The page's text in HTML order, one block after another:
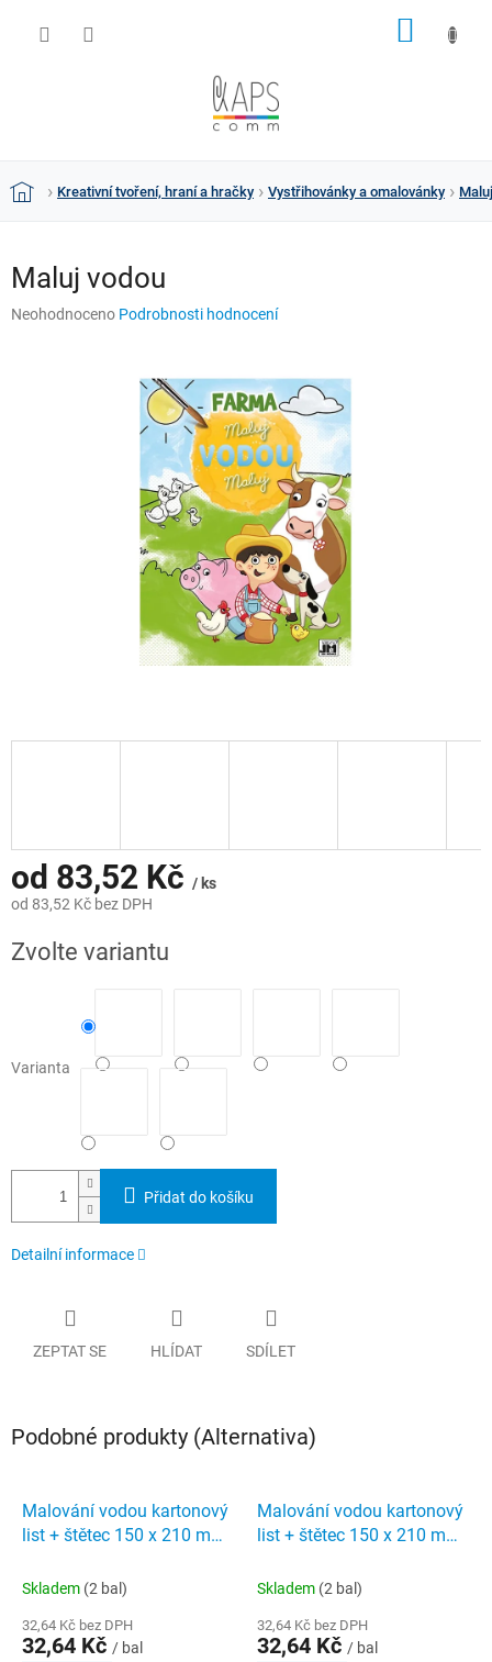
DomůKreativní tvoření, hraní a hračky Vystřihovánky a omalovánky
Maluj vodou
Průměrné
Neohodnoceno Podrobnosti hodnocení
od 83,52 Kč / ks
od 83,52 Kč bez DPH
cena:
Zvolte variantu
Varianta
Přidat do košíku
Detailní informace
ZEPTAT SE HLÍDAT SDÍLET
Podobné produkty (Alternativa)
Malování vodou kartonový
list + štětec 150 x 210 mm
Skladem (2 bal)
32,64 Kč bez DPH
32,64 Kč / bal
Malování vodou kartonový
list + štětec 150 x 210 mm
Skladem (2 bal)
32,64 Kč bez DPH
32,64 Kč / bal